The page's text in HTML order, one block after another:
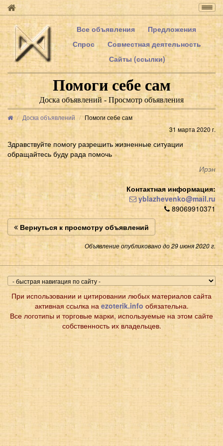
Все объявления
Предложения
Спрос
Совместная деятельность
Сайты (ссылки)
Помоги себе сам
Доска объявлений - Просмотр объявления
Доска объявлений
Помоги себе сам
31 марта 2020 г.
Здравствуйте помогу разрешить жизненные ситуации
обращайтесь буду рада помочь
Ирэн
Контактная информация:
yblazhevenko@mail.ru
89069910371
Вернуться к просмотру объявлений
Объявление опубликовано до 29 июня 2020 г.
При использовании и цитировании любых материалов сайта
активная ссылка на ezoterik.info обязательна.
Все логотипы и торговые марки, используемые на этом сайте
собственность их владельцев.